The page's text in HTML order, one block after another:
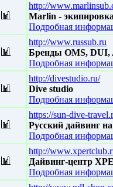
http://
Marlin -
Подробная
http://www.russub.ru
Бренды OMS, DUI,
Подробная
http://divestudio.ru/
Dive studio
Подробная
https://sun-dive-
Русский дайвинг
Подробная
http://
Дайвинг-центр
Подробная